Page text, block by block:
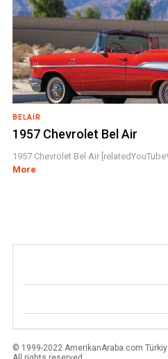
BELAIR
1957 Chevrolet Bel Air
1957 Chevrolet Bel Air
More
© 1999-2022 AmerikanAraba.com